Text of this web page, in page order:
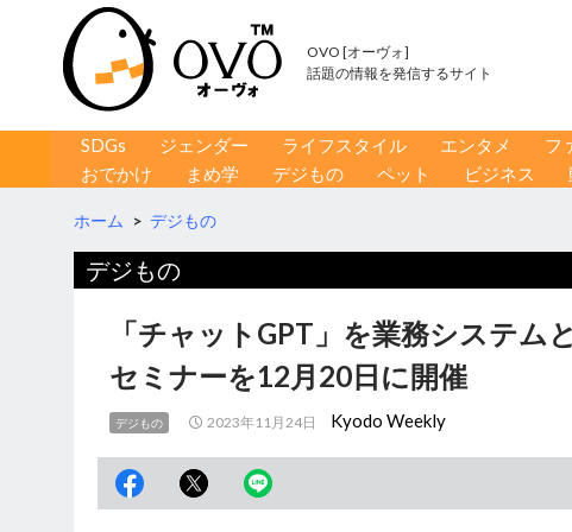
OVO [オーヴォ]
話題の情報を発信するサイト
コンテンツへ移動
SDGs ジェンダー ライフスタイル エンタメ フ
おでかけ
まめ学 デジもの ペット ビジネス
ホーム > デジもの
デジもの
「チャットGPT」を業務システ
セミナーを12月20日に開催
デジもの 2023年11月24日 Kyodo Weekly